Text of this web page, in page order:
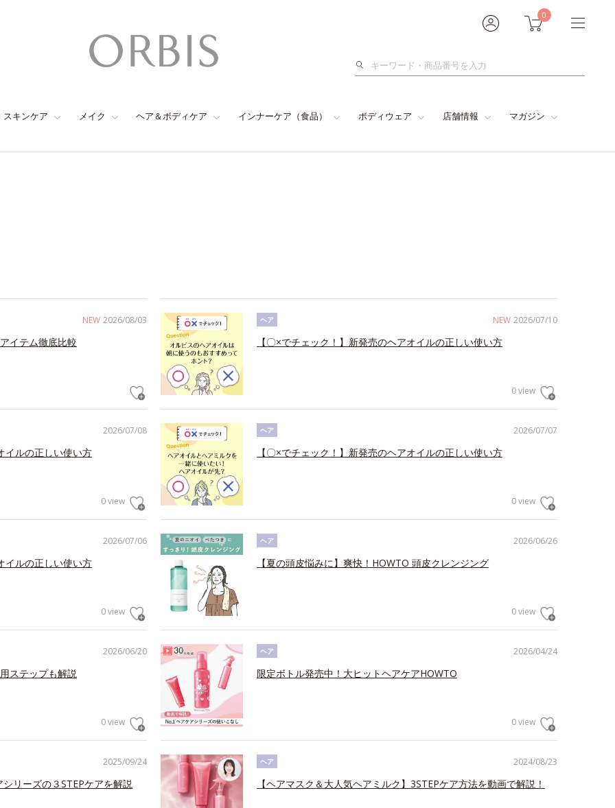
0
検
スキンケア メイク ヘア＆ボディケア インナーケア（食品） ボディウェア 店舗情報 マガジン
NEW 2026/08/03
イテム徹底比較
NEW 2026/07/10
ヘア
【〇×でチェック！】新発売のヘアオイルの正しい使い方
0 view
2026/07/08
イルの正しい使い方
0 view
2026/07/07
ヘア
【〇×でチェック！】新発売のヘアオイルの正しい使い方
0 view
2026/07/06
イルの正しい使い方
0 view
2026/06/26
ヘア
【夏の頭皮悩みに】爽快！HOWTO 頭皮クレンジング
0 view
2026/06/20
ステップも解説
0 view
2026/04/24
ヘア
限定ボトル発売中！大ヒットヘアケアHOWTO
0 view
2025/09/24
リーズの３STEPケアを解説
2024/08/23
ヘア
【ヘアマスク＆大人気ヘアミルク】3STEPケア方法を動画で解説！